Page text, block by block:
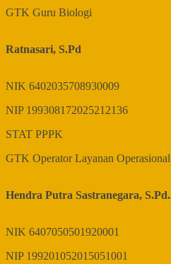
GTK Guru Biologi
Ratnasari, S.Pd
NIK 6402035708930009
NIP 199308172025212136
STAT PPPK
GTK Operator Layanan Operasional
Hendra Putra Sastranegara, S.Pd.
NIK 6407050501920001
NIP 199201052015051001